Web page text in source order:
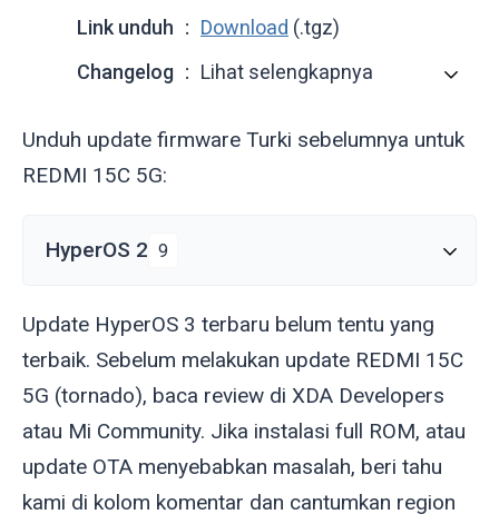
Link unduh
Download (.tgz)
Changelog
Lihat selengkapnya
Unduh update firmware Turki sebelumnya untuk
REDMI 15C 5G:
HyperOS 2 9
Update HyperOS 3 terbaru belum tentu yang
terbaik. Sebelum melakukan update REDMI 15C
5G (tornado), baca review di XDA Developers
atau Mi Community. Jika instalasi full ROM, atau
update OTA menyebabkan masalah, beri tahu
kami di kolom komentar dan cantumkan region